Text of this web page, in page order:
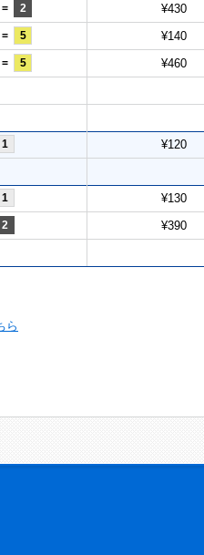
= 2 ¥430
= 5 ¥140
= 5 ¥460
1 ¥120
1 ¥130
2 ¥390
ら